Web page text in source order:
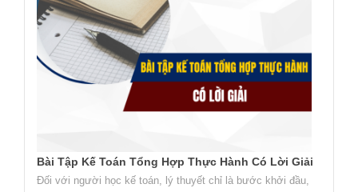
Bài Tập Kế Toán Tổng Hợp Thực Hành Có Lời Giải
Đối với người học kế toán, lý thuyết chỉ là bước khởi đầu,